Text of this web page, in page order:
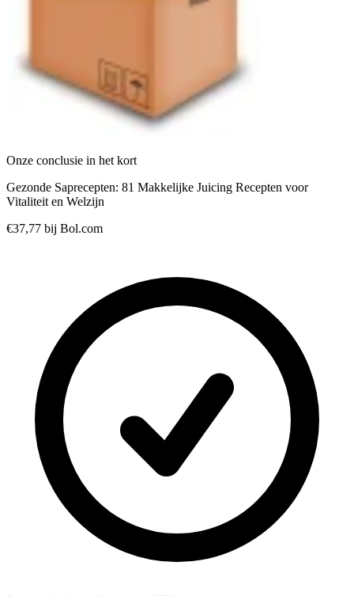
Onze conclusie in het kort
Gezonde Saprecepten: 81 Makkelijke Juicing Recepten voor
Vitaliteit en Welzijn
€37,77 bij Bol.com